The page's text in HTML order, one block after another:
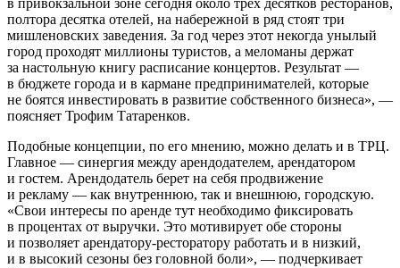
в привокзальной зоне сегодня около трех десятков ресторанов,
полтора десятка отелей, на набережной в ряд стоят три
мишленовских заведения. За год через этот некогда унылый
город проходят миллионы туристов, а меломаны держат
за настольную книгу расписание концертов. Результат —
в бюджете города и в кармане предпринимателей, которые
не боятся инвестировать в развитие собственного бизнеса», —
поясняет Трофим Татаренков.
Подобные концепции, по его мнению, можно делать и в ТРЦ.
Главное — синергия между арендодателем, арендатором
и гостем. Арендодатель берет на себя продвижение
и рекламу — как внутреннюю, так и внешнюю, городскую.
«Свои интересы по аренде тут необходимо фиксировать
в процентах от выручки. Это мотивирует обе стороны
и позволяет арендатору-ресторатору работать и в низкий,
и в высокий сезоны без головной боли», — подчеркивает